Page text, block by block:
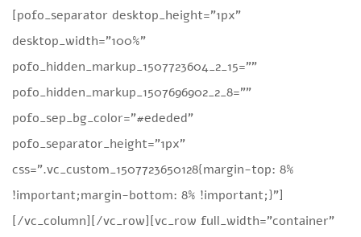
[pofo_separator desktop_height=”1px”
desktop_width=”100%”
pofo_hidden_markup_1507723604_2_15=””
pofo_hidden_markup_1507696902_2_8=””
pofo_sep_bg_color=”#ededed”
pofo_separator_height=”1px”
css=”.vc_custom_1507723650128{margin-top: 8%
!important;margin-bottom: 8% !important;}”]
[/vc_column][/vc_row][vc_row full_width=”container”